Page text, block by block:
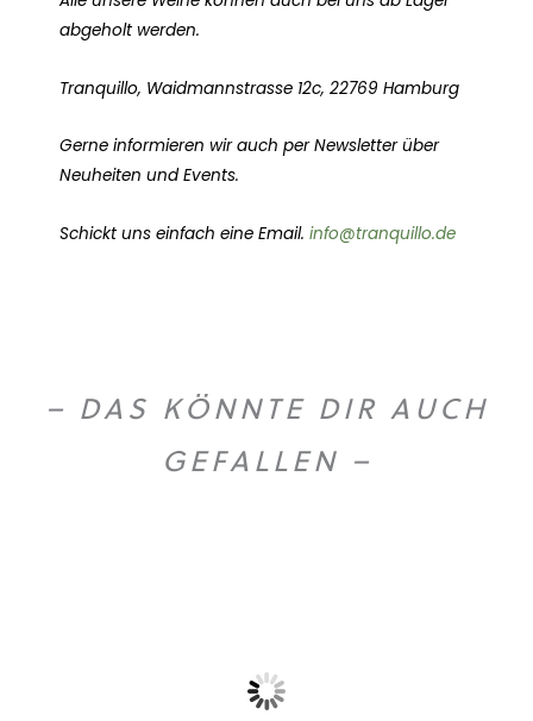
abgeholt werden.
Tranquillo, Waidmannstrasse 12c, 22769 Hamburg
Gerne informieren wir auch per Newsletter über
Neuheiten und Events.
Schickt uns einfach eine Email. info@tranquillo.de
– DAS KÖNNTE DIR AUCH
GEFALLEN –